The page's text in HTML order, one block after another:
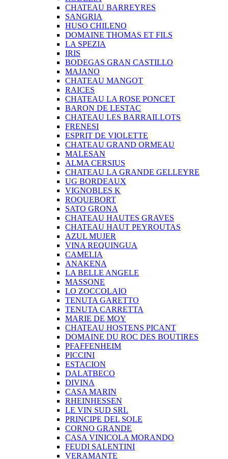
CHATEAU BARREYRES
SANGRIA
HUSO CHILENO
DOMAINE THOMAS ET FILS
LA SPEZIA
IRIS
BODEGAS GRAN CASTILLO
MAJANO
CHATEAU MANGOT
RAICES
CHATEAU LA ROSE PONCET
BARON DE LESTAC
CHATEAU LES BARRAILLOTS
FRENESI
ESPRIT DE VIOLETTE
CHATEAU GRAND ORMEAU
MALESAN
ALMA CERSIUS
CHATEAU LA GRANDE GELLEYRE
UG BORDEAUX
VIGNOBLES K
ROQUEBORT
SATO GRONA
CHATEAU HAUTES GRAVES
CHATEAU HAUT PEYROUTAS
AZUL MUJER
VINA REQUINGUA
CAMELIA
ANAKENA
LA BELLE ANGELE
MASSONE
LO ZOCCOLAIO
TENUTA GARETTO
TENUTA CARRETTA
MARIE DE MOY
CHATEAU HOSTENS PICANT
DOMAINE DU ROC DES BOUTIRES
PFAFFENHEIM
PICCINI
ESTACION
DALATBECO
DIVINA
CASA MARIN
RHEINHESSEN
LE VIN SUD SRL
PRINCIPE DEL SOLE
CORNO GRANDE
CASA VINICOLA MORANDO
FEUDI SALENTINI
VERAMANTE